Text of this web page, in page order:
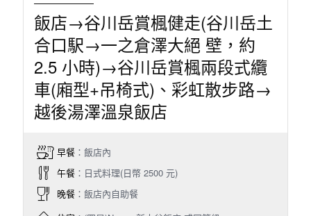
飯店→谷川岳賞楓健走(谷川岳土
合口駅→一之倉澤大絕 壁，約
2.5 小時)→谷川岳賞楓兩段式纜
車(廂型+吊椅式)、彩虹散步路→
越後湯澤溫泉飯店
早餐：飯店內
午餐：日式料理(日幣 2500 元)
晚餐：飯店內自助餐